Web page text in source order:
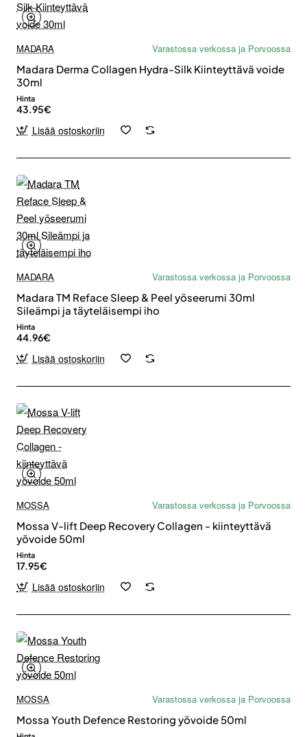
MADARA
Varastossa verkossa ja Porvoossa
Madara Derma Collagen Hydra-Silk Kiinteyttävä voide
30ml
Hinta
43.95€
Lisää ostoskoriin
MADARA
Varastossa verkossa ja Porvoossa
Madara TM Reface Sleep & Peel yöseerumi 30ml
Sileämpi ja täyteläisempi iho
Hinta
44.96€
Lisää ostoskoriin
MOSSA
Varastossa verkossa ja Porvoossa
Mossa V-lift Deep Recovery Collagen - kiinteyttävä
yövoide 50ml
Hinta
17.95€
Lisää ostoskoriin
MOSSA
Varastossa verkossa ja Porvoossa
Mossa Youth Defence Restoring yövoide 50ml